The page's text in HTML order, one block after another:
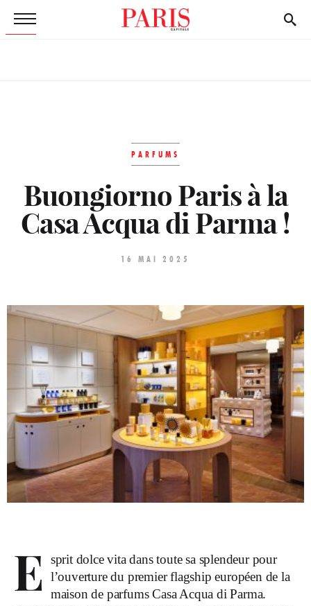
PARFUMS
Buongiorno Paris à la
Casa Acqua di Parma !
16 MAI 2025
E sprit dolce vita dans toute sa splendeur pour
l’ouverture du premier flagship européen de la
maison de parfums Casa Acqua di Parma.